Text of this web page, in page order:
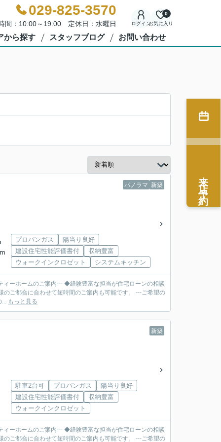
029-825-3570
間：10:00～19:00 定休日：水曜日 ログインお気に入り
0
から探す スタッフブログ お問い合わせ
パノラマ 新築
プロパンガス
陽当り良好
建設住宅性能評価書付
収納豊富
ウォークインクロゼット
システムキッチン
ィーホームのご案内--- ◆経験豊富な担当が住宅ローンの相談
合わせて短時間のご案内も可能です。 ---ご希望の
... もっと見る
新築
駐車2台可 プロパンガス
陽当り良好
建設住宅性能評価書付
収納豊富
ウォークインクロゼット
ィーホームのご案内--- ◆経験豊富な担当が住宅ローンの相談
合わせて短時間のご案内も可能です。 ---ご希望の
来店予約